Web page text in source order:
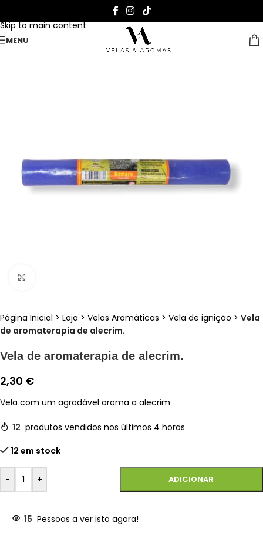
Skip to main content
MENU
Página Inicial > Loja > Velas Aromáticas > Vela de ignição > Vela
de aromaterapia de alecrim.
Vela de aromaterapia de alecrim.
2,30 €
Vela com um agradável aroma a alecrim
12 produtos vendidos nos últimos 4 horas
12 em stock
- + ADICIONAR
15 Pessoas a ver isto agora!